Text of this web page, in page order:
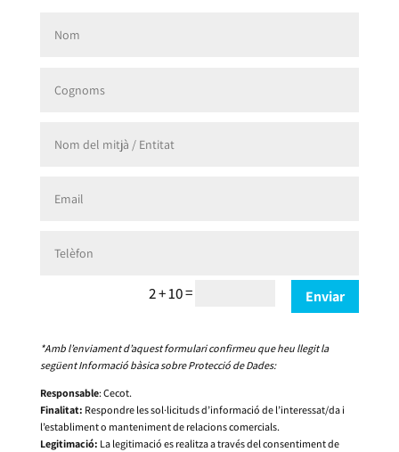
2 + 10= Enviar
*Amb l’enviament d’aquest formulari confirmeu que heu llegit la
següent Informació bàsica sobre Protecció de Dades:
Responsable: Cecot.
Finalitat: Respondre les sol·licituds d’informació de l’interessat/da i
l’establiment o manteniment de relacions comercials.
Legitimació: La legitimació es realitza a través del consentiment de